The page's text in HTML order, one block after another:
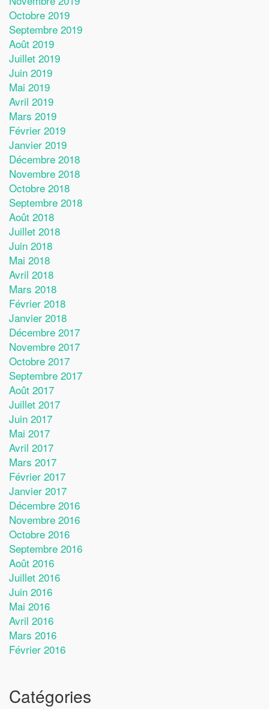
Octobre 2019
Septembre 2019
Août 2019
Juillet 2019
Juin 2019
Mai 2019
Avril 2019
Mars 2019
Février 2019
Janvier 2019
Décembre 2018
Novembre 2018
Octobre 2018
Septembre 2018
Août 2018
Juillet 2018
Juin 2018
Mai 2018
Avril 2018
Mars 2018
Février 2018
Janvier 2018
Décembre 2017
Novembre 2017
Octobre 2017
Septembre 2017
Août 2017
Juillet 2017
Juin 2017
Mai 2017
Avril 2017
Mars 2017
Février 2017
Janvier 2017
Décembre 2016
Novembre 2016
Octobre 2016
Septembre 2016
Août 2016
Juillet 2016
Juin 2016
Mai 2016
Avril 2016
Mars 2016
Février 2016
Catégories